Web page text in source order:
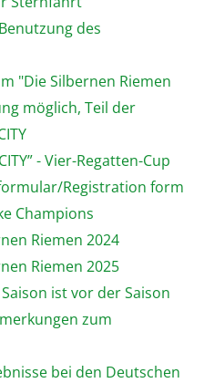
des
"Die Silbernen Riemen
möglich, Teil der
- Vier-Regatten-Cup
Registration form
Champions
Riemen 2024
Riemen 2025
ist vor der Saison
zum
bei den Deutschen